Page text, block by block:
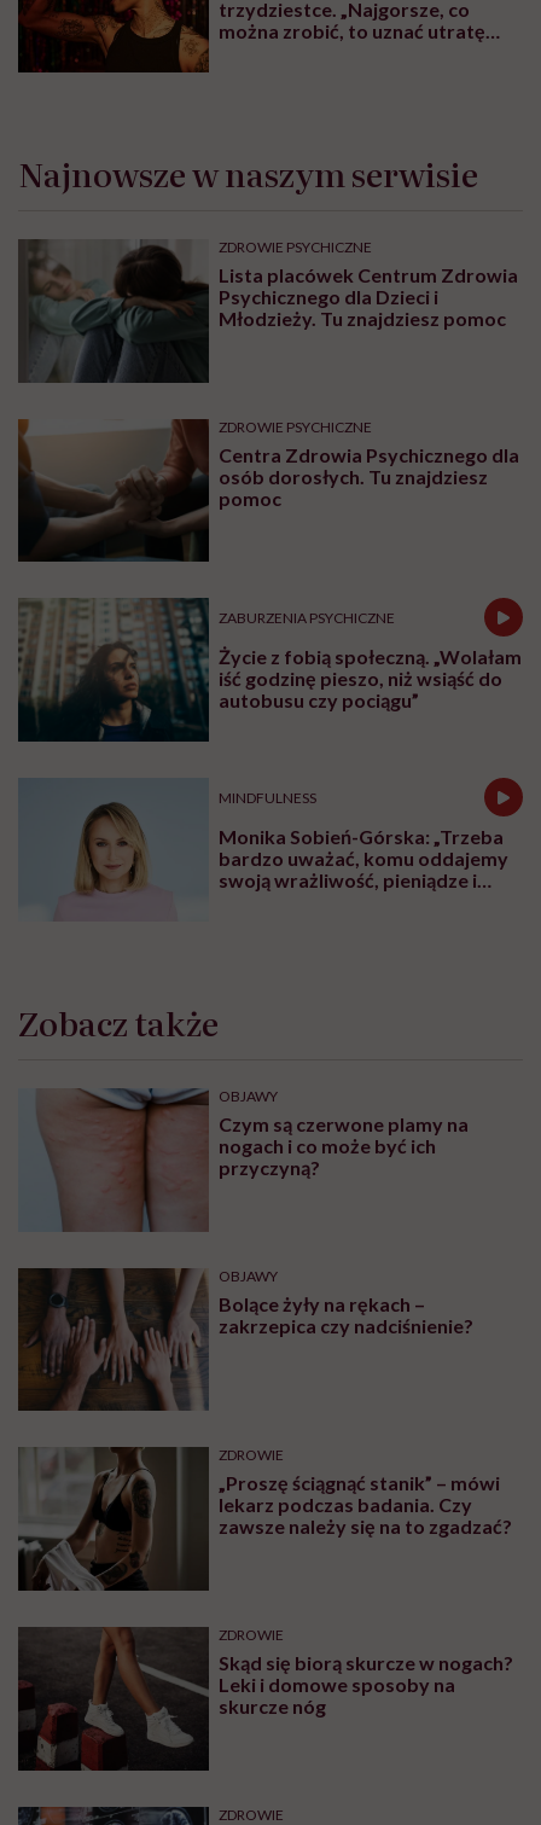
trzydziestce. „Najgorsze, co
można zrobić, to uznać utratę
Najnowsze w naszym serwisie
ZDROWIE PSYCHICZNE
Lista placówek Centrum Zdrowia
Psychicznego dla Dzieci i
Młodzieży. Tu znajdziesz pomoc
ZDROWIE PSYCHICZNE
Centra Zdrowia Psychicznego dla
osób dorosłych. Tu znajdziesz
pomoc
ZABURZENIA PSYCHICZNE
Życie z fobią społeczną. „Wolałam
iść godzinę pieszo, niż wsiąść do
autobusu czy pociągu”
MINDFULNESS
Monika Sobień-Górska: „Trzeba
bardzo uważać, komu oddajemy
swoją wrażliwość, pieniądze i
Zobacz także
OBJAWY
Czym są czerwone plamy na
nogach i co może być ich
przyczyną?
OBJAWY
Bolące żyły na rękach –
zakrzepica czy nadciśnienie?
ZDROWIE
„Proszę ściągnąć stanik” – mówi
lekarz podczas badania. Czy
zawsze należy się na to zgadzać?
ZDROWIE
Skąd się biorą skurcze w nogach?
Leki i domowe sposoby na
skurcze nóg
ZDROWIE